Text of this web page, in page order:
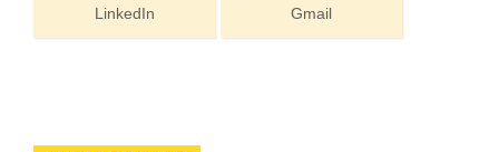
LinkedIn Gmail